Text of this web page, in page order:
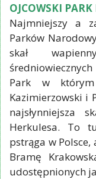
OJCOWSKI
Najmniejszy a
Parków
skał
Park w
Kazimierzowski i
najsłynniejsza
Herkulesa. To
pstrąga w
Bramę
udostępnionych